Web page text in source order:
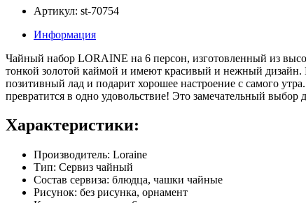
Артикул: st-70754
Информация
Чайный набор LORAINE на 6 персон, изготовленный из
тонкой золотой каймой и имеют красивый и нежный дизайн.
позитивный лад и подарит хорошее настроение с самого
превратится в одно удовольствие! Это замечательный выбор
Характеристики:
Производитель: Loraine
Тип: Сервиз чайный
Состав сервиза: блюдца, чашки чайные
Рисунок: без рисунка, орнамент